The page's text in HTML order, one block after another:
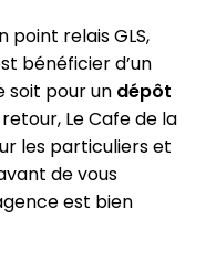
point relais GLS,
bénéficier d’un
soit pour un dépôt
Le Cafe de la
les particuliers et
de vous
est bien